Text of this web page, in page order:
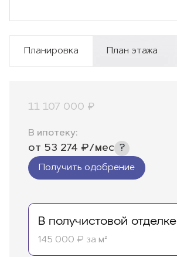
Планировка План этажа
11 107 000 ₽
В ипотеку:
от 53 274 ₽/мес
Получить одобрение
В получистовой отделке
145 000 ₽ за м²